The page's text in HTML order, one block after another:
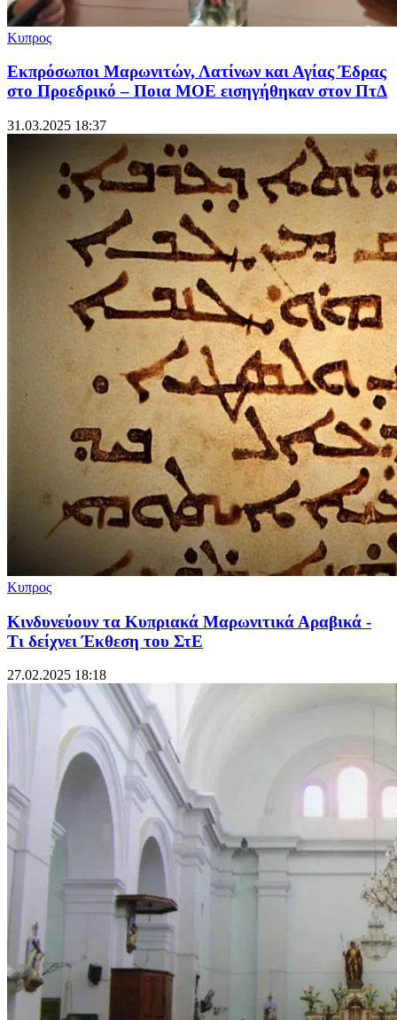
Κυπρος
Εκπρόσωποι Μαρωνιτών, Λατίνων και Αγίας Έδρας
στο Προεδρικό – Ποια ΜΟΕ εισηγήθηκαν στον ΠτΔ
31.03.2025 18:37
Κυπρος
Κινδυνεύουν τα Κυπριακά Μαρωνιτικά Αραβικά -
Τι δείχνει Έκθεση του ΣτΕ
27.02.2025 18:18